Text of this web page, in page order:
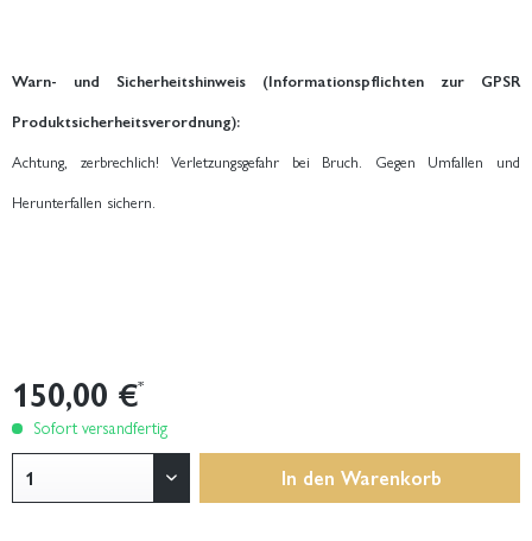
Warn- und Sicherheitshinweis (Informationspflichten zur GPSR
Produktsicherheitsverordnung):
Achtung, zerbrechlich! Verletzungsgefahr bei Bruch. Gegen Umfallen und
Herunterfallen sichern.
150,00 €*
Sofort versandfertig
In den Warenkorb